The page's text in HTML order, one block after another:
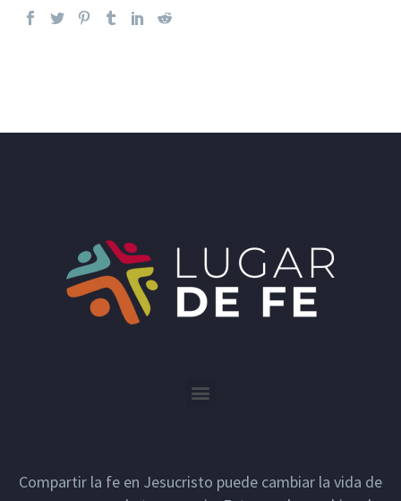
Compartir la fe en Jesucristo puede cambiar la vida de